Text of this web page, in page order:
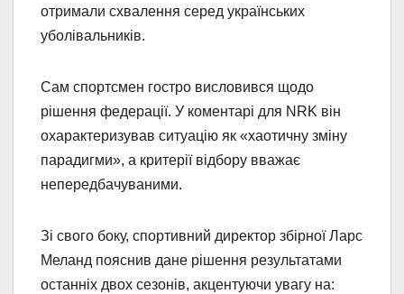
отримали схвалення серед українських
уболівальників.
Сам спортсмен гостро висловився щодо
рішення федерації. У коментарі для NRK він
охарактеризував ситуацію як «хаотичну зміну
парадигми», а критерії відбору вважає
непередбачуваними.
Зі свого боку, спортивний директор збірної Ларс
Меланд пояснив дане рішення результатами
останніх двох сезонів, акцентуючи увагу на: